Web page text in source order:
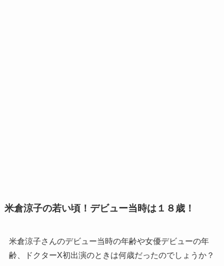
米倉涼子の若い頃！デビュー当時は１８歳！
米倉涼子さんのデビュー当時の年齢や女優デビューの年
齢、ドクターX初出演のときは何歳だったのでしょうか？